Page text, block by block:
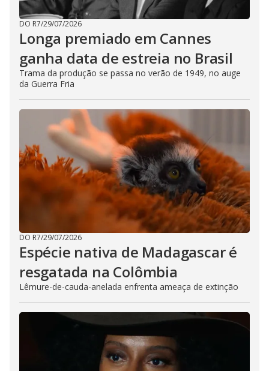
DO R7/29/07/2026
Longa premiado em Cannes
ganha data de estreia no Brasil
Trama da produção se passa no verão de 1949, no auge
da Guerra Fria
DO R7/29/07/2026
Espécie nativa de Madagascar é
resgatada na Colômbia
Lêmure-de-cauda-anelada enfrenta ameaça de extinção